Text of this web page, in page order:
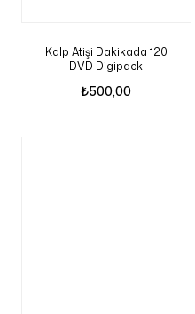
Kalp Atişi Dakikada 120
DVD Digipack
₺500,00